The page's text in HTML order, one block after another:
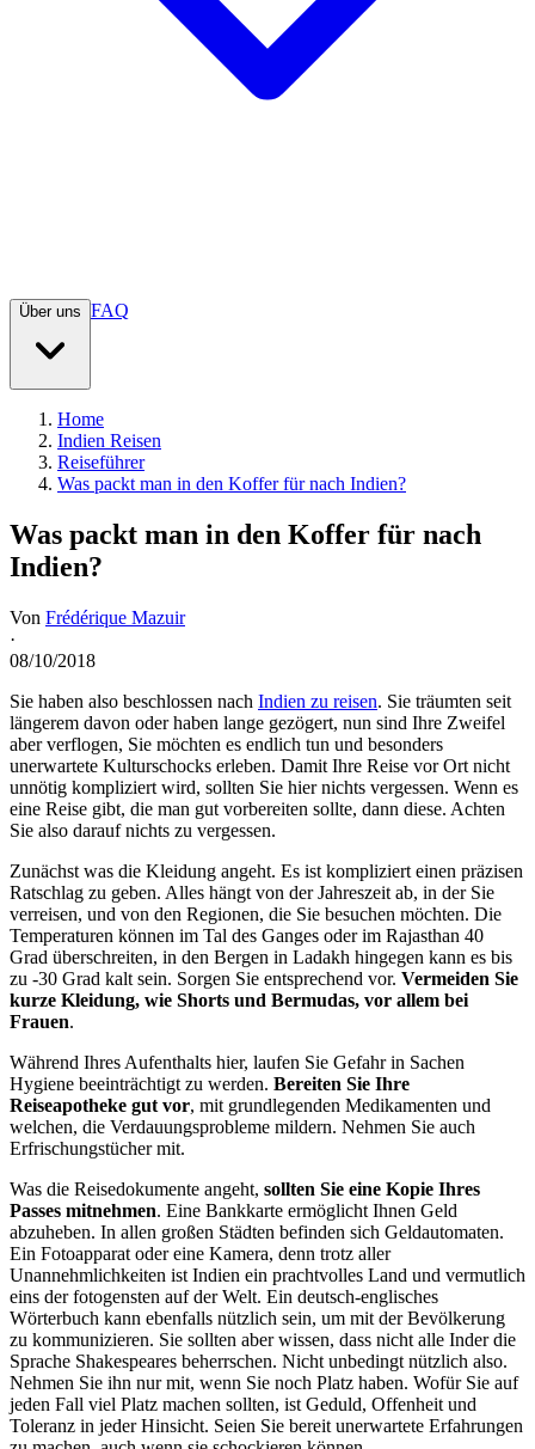
Über uns FAQ
Home
Indien Reisen
Reiseführer
Was packt man in den Koffer für nach Indien?
Was packt man in den Koffer für nach
Indien?
Von Frédérique Mazuir
·
08/10/2018
Sie haben also beschlossen nach Indien zu reisen. Sie träumten seit
längerem davon oder haben lange gezögert, nun sind Ihre Zweifel
aber verflogen, Sie möchten es endlich tun und besonders
unerwartete Kulturschocks erleben. Damit Ihre Reise vor Ort nicht
unnötig kompliziert wird, sollten Sie hier nichts vergessen. Wenn es
eine Reise gibt, die man gut vorbereiten sollte, dann diese. Achten
Sie also darauf nichts zu vergessen.
Zunächst was die Kleidung angeht. Es ist kompliziert einen präzisen
Ratschlag zu geben. Alles hängt von der Jahreszeit ab, in der Sie
verreisen, und von den Regionen, die Sie besuchen möchten. Die
Temperaturen können im Tal des Ganges oder im Rajasthan 40
Grad überschreiten, in den Bergen in Ladakh hingegen kann es bis
zu -30 Grad kalt sein. Sorgen Sie entsprechend vor. Vermeiden Sie
kurze Kleidung, wie Shorts und Bermudas, vor allem bei
Frauen.
Während Ihres Aufenthalts hier, laufen Sie Gefahr in Sachen
Hygiene beeinträchtigt zu werden. Bereiten Sie Ihre
Reiseapotheke gut vor, mit grundlegenden Medikamenten und
welchen, die Verdauungsprobleme mildern. Nehmen Sie auch
Erfrischungstücher mit.
Was die Reisedokumente angeht, sollten Sie eine Kopie Ihres
Passes mitnehmen. Eine Bankkarte ermöglicht Ihnen Geld
abzuheben. In allen großen Städten befinden sich Geldautomaten.
Ein Fotoapparat oder eine Kamera, denn trotz aller
Unannehmlichkeiten ist Indien ein prachtvolles Land und vermutlich
eins der fotogensten auf der Welt. Ein deutsch-englisches
Wörterbuch kann ebenfalls nützlich sein, um mit der Bevölkerung
zu kommunizieren. Sie sollten aber wissen, dass nicht alle Inder die
Sprache Shakespeares beherrschen. Nicht unbedingt nützlich also.
Nehmen Sie ihn nur mit, wenn Sie noch Platz haben. Wofür Sie auf
jeden Fall viel Platz machen sollten, ist Geduld, Offenheit und
Toleranz in jeder Hinsicht. Seien Sie bereit unerwartete Erfahrungen